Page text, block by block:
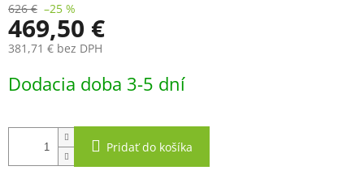
626 € –25 %
469,50 €
381,71 € bez DPH
cena:
Dodacia doba 3-5 dní
Pridať do košíka